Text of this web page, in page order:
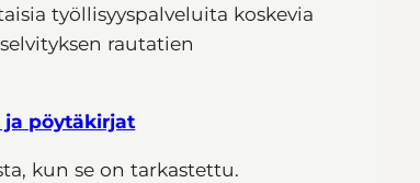
työllisyyspalveluita koskevia
rautatien
ja pöytäkirjat
kun se on tarkastettu.